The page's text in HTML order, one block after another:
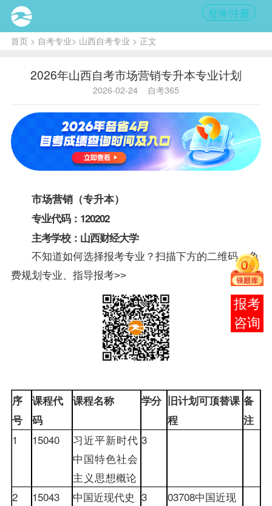
登录/注册
首页> 自考专业> 山西自考专业 > 正文
2026年山西自考市场营销专升本专业计划
2026-02-24 自考365
市场营销（专升本）
专业代码： 120202
主考学校： 山西财经大学
不知道如何选择报考专业？扫描下方的二维码，免
费规划专业、指导报考>>
序
号
课程代
码
课程名称 学分 旧计划可顶替课
程
备
注
1 15040
习近平新时代
中国特色社会
主义思想概论
3
2 15043
中国近现代史 3 03708中国近现
报考
咨询